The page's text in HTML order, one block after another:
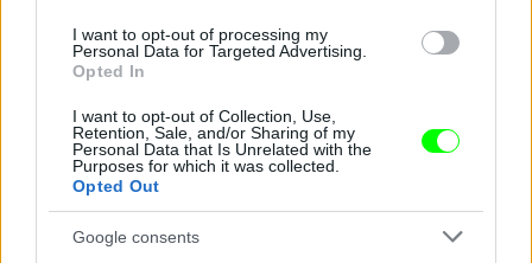
I want to opt-out of processing my
Personal Data for Targeted Advertising.
Opted In
I want to opt-out of Collection, Use,
Retention, Sale, and/or Sharing of my
Personal Data that Is Unrelated with the
Purposes for which it was collected.
Opted Out
Google consents